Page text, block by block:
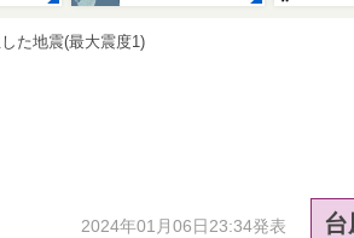
た地震(最大震度1)
2024年01月06日23:34発表